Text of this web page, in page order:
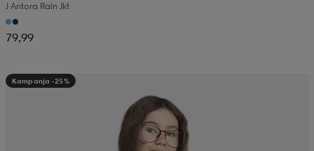
J Antora Rain Jkt
79,99
Kampanja -25%